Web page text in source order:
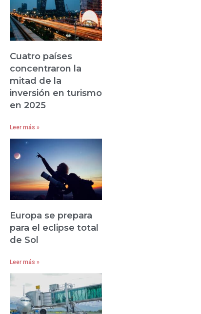
Cuatro países
concentraron la
mitad de la
inversión en turismo
en 2025
Leer más »
Europa se prepara
para el eclipse total
de Sol
Leer más »